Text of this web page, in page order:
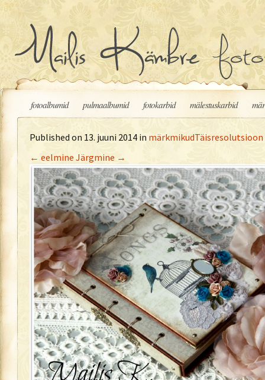
Liigu sisu juurde
fotoalbumid pulmaalbumid fotokarbid mälestuskarbid
Published on 13. juuni 2014 in märkmikudTäisresolutsioon
← eelmineJärgmine →